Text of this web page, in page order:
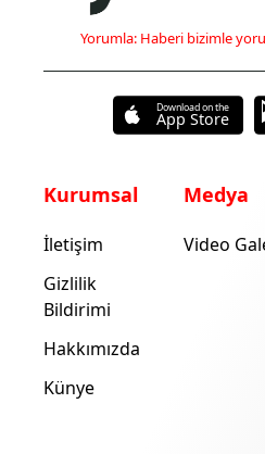
Yorumla: Haberi bizimle
Download on the
App Store
Kurumsal
İletişim
Gizlilik
Bildirimi
Hakkımızda
Künye
Medya
Video